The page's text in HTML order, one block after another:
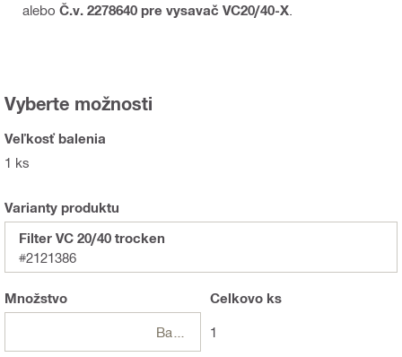
alebo Č.v. 2278640 pre vysavač VC20/40-X
Vyberte možnosti
Veľkosť balenia
1 ks
Varianty produktu
Filter VC 20/40 trocken
#2121386
Množstvo Celkovo ks
1